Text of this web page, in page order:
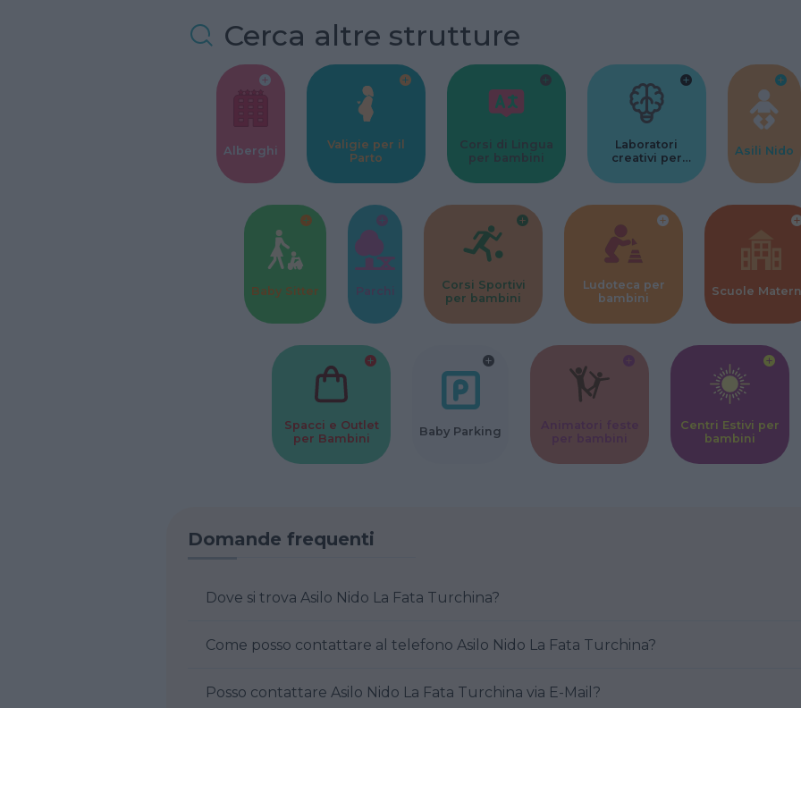
Cerca altre strutture
Alberghi
Valigie per il
Parto
Corsi di Lingua
per bambini
Laboratori
creativi per
Asili Nido
Baby Sitter Parchi
Corsi Sportivi
per bambini
Ludoteca per
bambini
Scuole
Spacci e Outlet
per Bambini
Baby Parking
Centri Estivi per
bambini
Domande frequenti
Dove si trova Asilo Nido La Fata Turchina?
Come posso contattare al telefono Asilo Nido La Fata Turchina?
Posso contattare Asilo Nido La Fata Turchina via E-Mail?